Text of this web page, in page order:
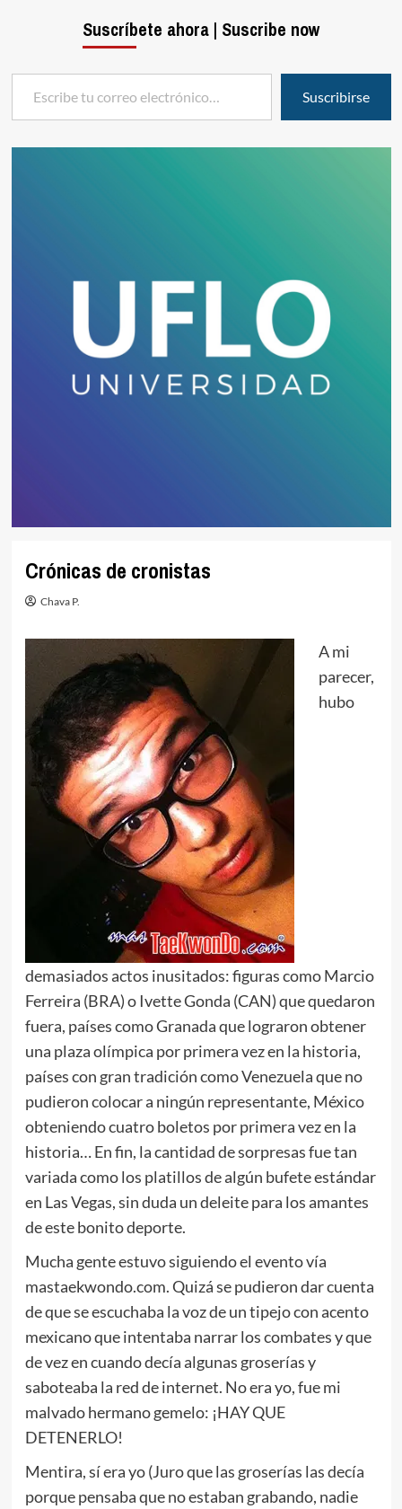
Crónicas de cronistas
Chava P.
A mi
parecer,
hubo
demasiados actos inusitados: figuras como Marcio
Ferreira (BRA) o Ivette Gonda (CAN) que quedaron
fuera, países como Granada que lograron obtener
una plaza olímpica por primera vez en la historia,
países con gran tradición como Venezuela que no
pudieron colocar a ningún representante, México
obteniendo cuatro boletos por primera vez en la
historia… En fin, la cantidad de sorpresas fue tan
variada como los platillos de algún bufete estándar
en Las Vegas, sin duda un deleite para los amantes
de este bonito deporte.
Mucha gente estuvo siguiendo el evento vía
mastaekwondo.com. Quizá se pudieron dar cuenta
de que se escuchaba la voz de un tipejo con acento
mexicano que intentaba narrar los combates y que
de vez en cuando decía algunas groserías y
saboteaba la red de internet. No era yo, fue mi
malvado hermano gemelo: ¡HAY QUE
DETENERLO!
Mentira, sí era yo (Juro que las groserías las decía
porque pensaba que no estaban grabando, nadie
Suscríbete ahora | Suscribe now
Escribe tu correo electrónico…
Suscribirse